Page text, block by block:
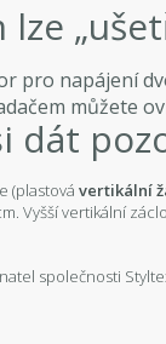
lze
pro napájení
můžete
dát
(plastovávertikální
Vyšší vertikální
společnosti